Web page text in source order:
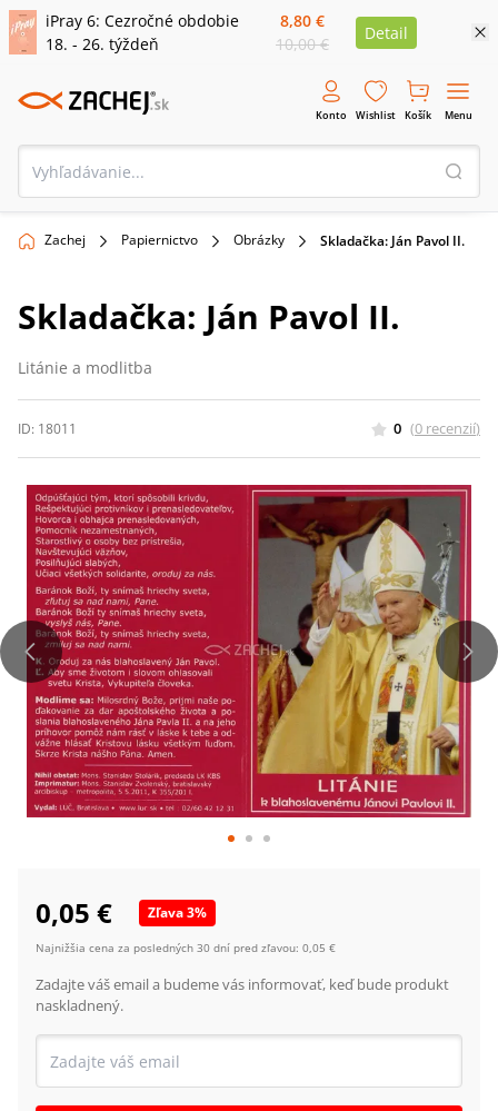
iPray 6: Cezročné obdobie
18. - 26. týždeň
8,80 €
10,00 €
Detail
Konto Wishlist Košík Menu
Zachej Papiernictvo Obrázky Skladačka: Ján Pavol II.
Skladačka: Ján Pavol II.
Litánie a modlitba
ID: 18011 0 (0 recenzií)
0,05 € Zľava3%
Najnižšia cena za posledných 30 dní pred zľavou: 0,05 €
Zadajte váš email a budeme vás informovať, keď bude produkt
naskladnený.